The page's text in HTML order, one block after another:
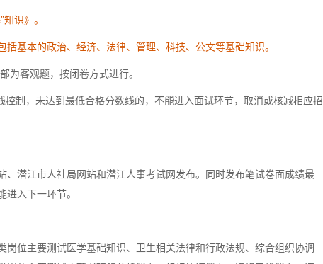
识》。
基本的政治、经济、法律、管理、科技、公文等基础知识。
为客观题，按闭卷方式进行。
制，未达到最低合格分数线的，不能进入面试环节，取消或核减相应招
、潜江市人社局网站和潜江人事考试网发布。同时发布笔试卷面成绩最
入下一环节。
位主要测试医学基础知识、卫生相关法律和行政法规、综合组织协调